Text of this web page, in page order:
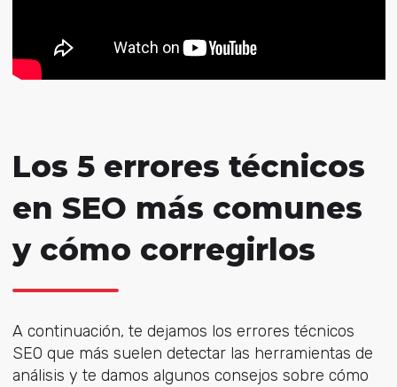
Los 5 errores técnicos
en SEO más comunes
y cómo corregirlos
A continuación, te dejamos los errores técnicos
SEO que más suelen detectar las herramientas de
análisis y te damos algunos consejos sobre cómo